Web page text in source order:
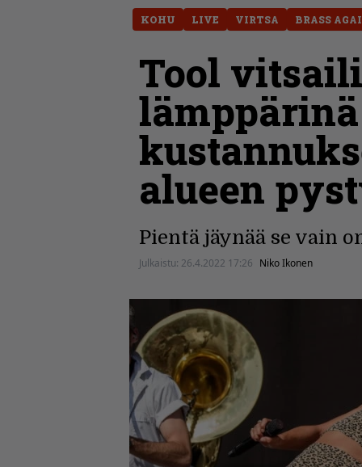
KOHU LIVE VIRTSA BRASS
Tool
alueen
Pientä jäynää se vain
Julkaistu: 26.4.2022 17:26 Niko Ikonen